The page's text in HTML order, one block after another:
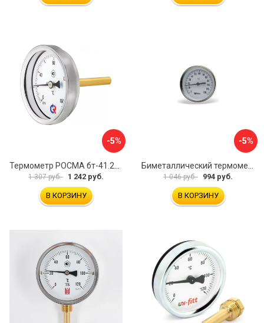
-5%
Термометр РОСМА бт-41.211 D070-00588
1 307 руб. 1 242 руб.
В КОРЗИНУ
-5%
Биметаллический термометр Watts F+R801 OR 10005800
1 046 руб. 994 руб.
В КОРЗИНУ